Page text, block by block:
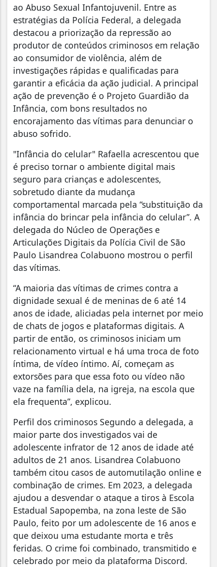
ao Abuso Sexual Infantojuvenil. Entre as
estratégias da Polícia Federal, a delegada
destacou a priorização da repressão ao
produtor de conteúdos criminosos em relação
ao consumidor de violência, além de
investigações rápidas e qualificadas para
garantir a eficácia da ação judicial. A principal
ação de prevenção é o Projeto Guardião da
Infância, com bons resultados no
encorajamento das vítimas para denunciar o
abuso sofrido.
"Infância do celular" Rafaella acrescentou que
é preciso tornar o ambiente digital mais
seguro para crianças e adolescentes,
sobretudo diante da mudança
comportamental marcada pela “substituição da
infância do brincar pela infância do celular”. A
delegada do Núcleo de Operações e
Articulações Digitais da Polícia Civil de São
Paulo Lisandrea Colabuono mostrou o perfil
das vítimas.
“A maioria das vítimas de crimes contra a
dignidade sexual é de meninas de 6 até 14
anos de idade, aliciadas pela internet por meio
de chats de jogos e plataformas digitais. A
partir de então, os criminosos iniciam um
relacionamento virtual e há uma troca de foto
íntima, de vídeo íntimo. Aí, começam as
extorsões para que essa foto ou vídeo não
vaze na família dela, na igreja, na escola que
ela frequenta”, explicou.
Perfil dos criminosos Segundo a delegada, a
maior parte dos investigados vai de
adolescente infrator de 12 anos de idade até
adultos de 21 anos. Lisandrea Colabuono
também citou casos de automutilação online e
combinação de crimes. Em 2023, a delegada
ajudou a desvendar o ataque a tiros à Escola
Estadual Sapopemba, na zona leste de São
Paulo, feito por um adolescente de 16 anos e
que deixou uma estudante morta e três
feridas. O crime foi combinado, transmitido e
celebrado por meio da plataforma Discord.